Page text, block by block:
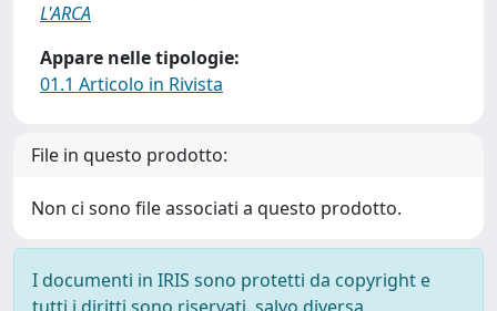
L'ARCA
Appare nelle tipologie:
01.1 Articolo in Rivista
File in questo prodotto:
Non ci sono file associati a questo prodotto.
I documenti in IRIS sono protetti da copyright e